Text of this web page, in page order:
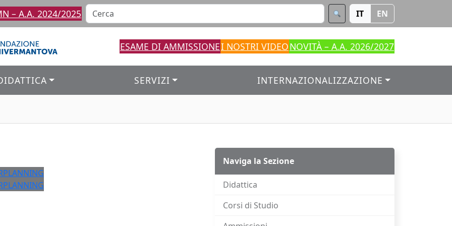
– A.A. 2024/2025 IT EN
ESAME DI AMMISSIONEI NOSTRI VIDEONOVITÀ – A.A. 2026/2027
SERVIZI INTERNAZIONALIZZAZIONE
Naviga la Sezione
Didattica
Corsi di Studio